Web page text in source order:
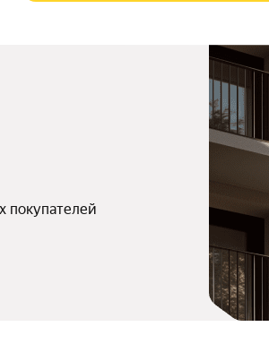
покупателей